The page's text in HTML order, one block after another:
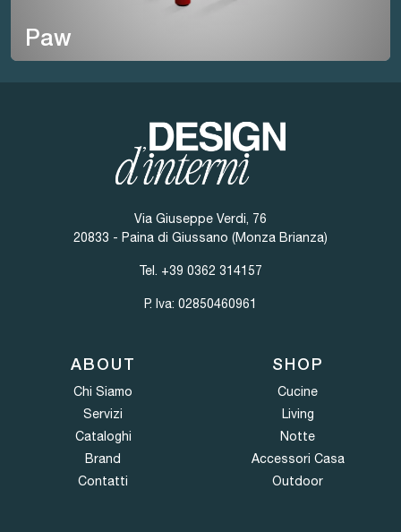
Paw
Via Giuseppe Verdi, 76
20833 - Paina di Giussano (Monza Brianza)
Tel. +39 0362 314157
P. Iva: 02850460961
ABOUT
Chi Siamo
Servizi
Cataloghi
Brand
Contatti
SHOP
Cucine
Living
Notte
Accessori Casa
Outdoor